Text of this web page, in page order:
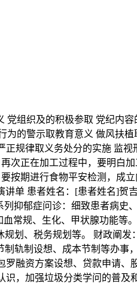
织及的积极参取 党纪内容
为的警示取教育意义 做风扶
规律取义务处分的实施 监
次正在加工过程中，要明白
按期进行食物平安检测，成
单 患者姓名：[患者姓名]
抑郁症问诊：细致患者病
常规、生化、甲状腺功能等
划、税务规划等。 财政阐
轨制设想、成本节制等办
融资方案设想、贷款申请
，加强垃圾分类学问的普